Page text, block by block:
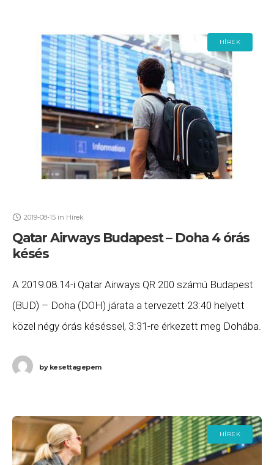
HÍREK
2019-08-15 in Hírek
Qatar Airways Budapest – Doha 4 órás
késés
A 2019.08.14-i Qatar Airways QR 200 számú Budapest
(BUD) – Doha (DOH) járata a tervezett 23:40 helyett
közel négy órás késéssel, 3:31-re érkezett meg Dohába.
bykesettagepem
HÍREK